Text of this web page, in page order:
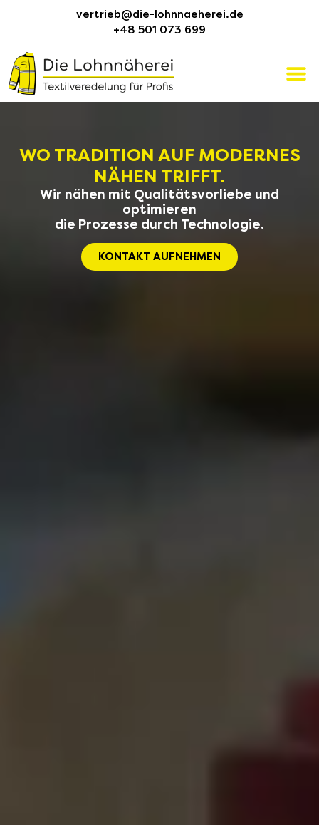
vertrieb@die-lohnnaeherei.de
+48 501 073 699
WO TRADITION AUF MODERNES
NÄHEN TRIFFT.
Wir nähen mit Qualitätsvorliebe und
optimieren
die Prozesse durch Technologie.
KONTAKT AUFNEHMEN